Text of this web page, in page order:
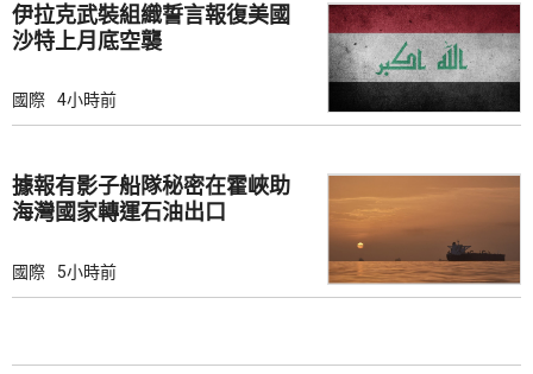
伊拉克武裝組織誓言報復美國
沙特上月底空襲
國際 4小時前
據報有影子船隊秘密在霍峽助
海灣國家轉運石油出口
國際 5小時前